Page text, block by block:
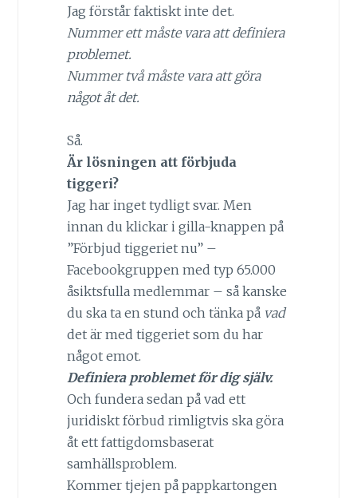
Jag förstår faktiskt inte det.
Nummer ett måste vara att definiera
problemet.
Nummer två måste vara att göra
något åt det.
Så.
Är lösningen att förbjuda
tiggeri?
Jag har inget tydligt svar. Men
innan du klickar i gilla-knappen på
”Förbjud tiggeriet nu” –
Facebookgruppen med typ 65.000
åsiktsfulla medlemmar – så kanske
du ska ta en stund och tänka på vad
det är med tiggeriet som du har
något emot.
Definiera problemet för dig själv.
Och fundera sedan på vad ett
juridiskt förbud rimligtvis ska göra
åt ett fattigdomsbaserat
samhällsproblem.
Kommer tjejen på pappkartongen